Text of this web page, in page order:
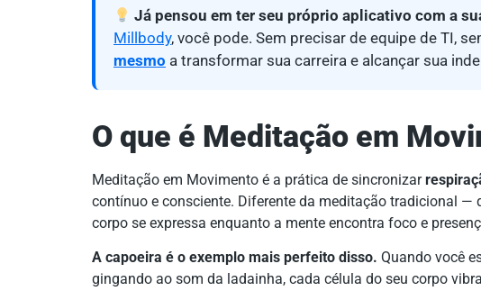
Já pensou em ter seu próprio aplicativo com a
Millbody, você pode. Sem precisar de equipe de TI,
mesmo a transformar sua carreira e alcançar sua
O que é Meditação em
Meditação em Movimento é a prática de sincronizar
contínuo e consciente. Diferente da meditação tradicional —
corpo se expressa enquanto a mente encontra foco e
A capoeira é o exemplo mais perfeito disso. Quando você
gingando ao som da ladainha, cada célula do seu corpo